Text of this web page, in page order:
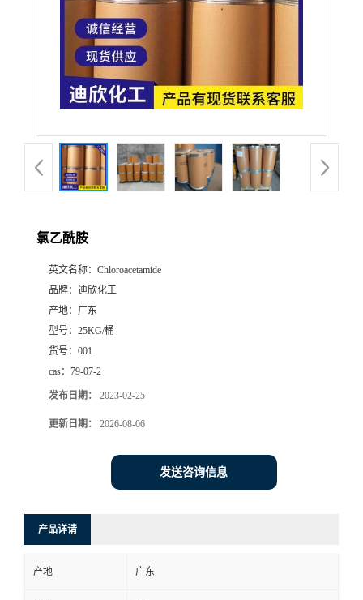
厅
式
氯乙酰胺
英文名称： Chloroacetamide
品牌： 迪欣化工
产地： 广东
型号： 25KG/桶
货号： 001
cas： 79-07-2
发布日期： 2023-02-25
更新日期： 2026-08-06
发送咨询信息
产品详请
产地 广东